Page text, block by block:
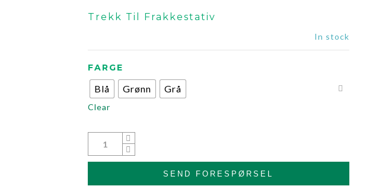
Trekk Til Frakkestativ
In stock
FARGE
Blå Grønn Grå
Clear
SEND FORESPØRSEL